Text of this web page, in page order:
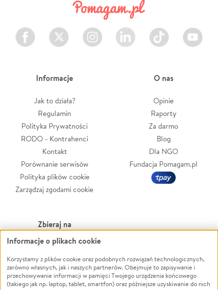
Facebook Twitter Instagram LinkedIn TikTok Youtube
Informacje
Jak to działa?
Regulamin
Polityka Prywatności
RODO - Kontrahenci
Kontakt
Porównanie serwisów
Polityka plików cookie
Zarządzaj zgodami cookie
O nas
Opinie
Raporty
Za darmo
Blog
Dla NGO
Fundacja Pomagam.pl
Zbieraj na
Leczenie
Zwierzęta
Pożar
Ukraina
Powódź
Wichura
NGO
Informacje o plikach cookie
Korzystamy z plików cookie oraz podobnych rozwiązań technologicznych,
zarówno własnych, jak i naszych partnerów. Obejmuje to zapisywanie i
przechowywanie informacji w pamięci Twojego urządzenia końcowego
(takiego jak np. laptop, tablet, smartfon) oraz późniejsze uzyskiwanie do nich